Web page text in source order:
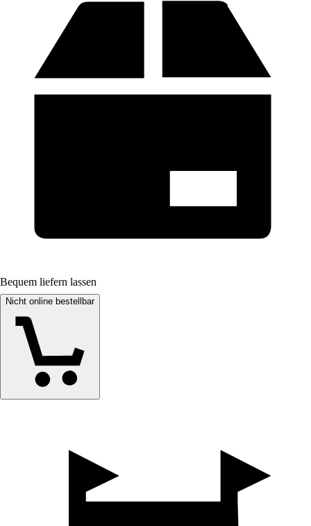
Bequem liefern lassen
Nicht online bestellbar